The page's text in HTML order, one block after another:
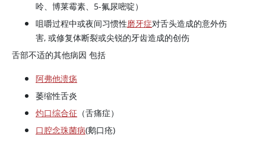
呤、博莱霉素、5-氟尿嘧啶）
咀嚼过程中或夜间习惯性磨牙症对舌头造成的意外伤
害, 或修复体断裂或尖锐的牙齿造成的创伤
舌部不适的其他病因 包括
阿弗他溃疡
萎缩性舌炎
灼口综合征 （舌痛症）
口腔念珠菌病(鹅口疮)